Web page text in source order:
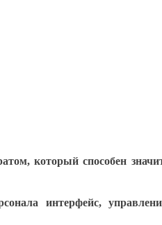
который способен
интерфейс,